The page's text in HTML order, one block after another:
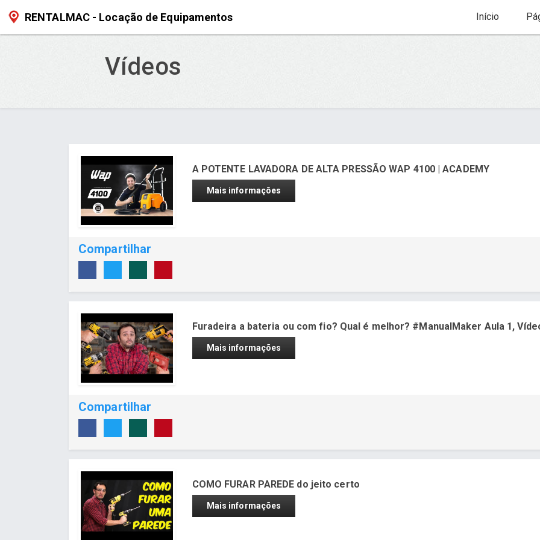
RENTALMAC - Locação de Equipamentos Início
Vídeos
A POTENTE LAVADORA DE ALTA PRESSÃO WAP 4100 | ACADEMY
Mais informações
Compartilhar
Furadeira a bateria ou com fio? Qual é melhor? #ManualMaker Aula 1,
Mais informações
Compartilhar
COMO FURAR PAREDE do jeito certo
Mais informações